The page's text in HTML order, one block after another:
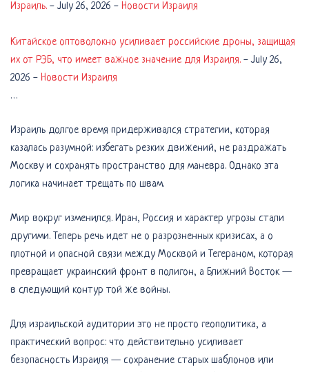
Израиль. -July 26, 2026 - Новости Израиля
Китайское оптоволокно усиливает российские дроны, защищая
их от РЭБ, что имеет важное значение для Израиля. -July 26,
2026 - Новости Израиля
…
Израиль долгое время придерживался стратегии, которая
казалась разумной: избегать резких движений, не раздражать
Москву и сохранять пространство для маневра. Однако эта
логика начинает трещать по швам.
Мир вокруг изменился. Иран, Россия и характер угрозы стали
другими. Теперь речь идет не о разрозненных кризисах, а о
плотной и опасной связи между Москвой и Тегераном, которая
превращает украинский фронт в полигон, а Ближний Восток —
в следующий контур той же войны.
Для израильской аудитории это не просто геополитика, а
практический вопрос: что действительно усиливает
безопасность Израиля — сохранение старых шаблонов или